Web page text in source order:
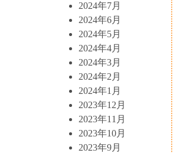
2024年7月
2024年6月
2024年5月
2024年4月
2024年3月
2024年2月
2024年1月
2023年12月
2023年11月
2023年10月
2023年9月